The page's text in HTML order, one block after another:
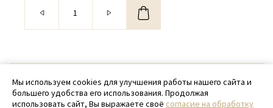
© 2020 - 2026 SamPack
+ 7 (918) 699-97-87
Мы используем cookies для улучшения работы нашего сайта и
большего удобства его использования. Продолжая
использовать сайт, Вы выражаете своё согласие на обработку